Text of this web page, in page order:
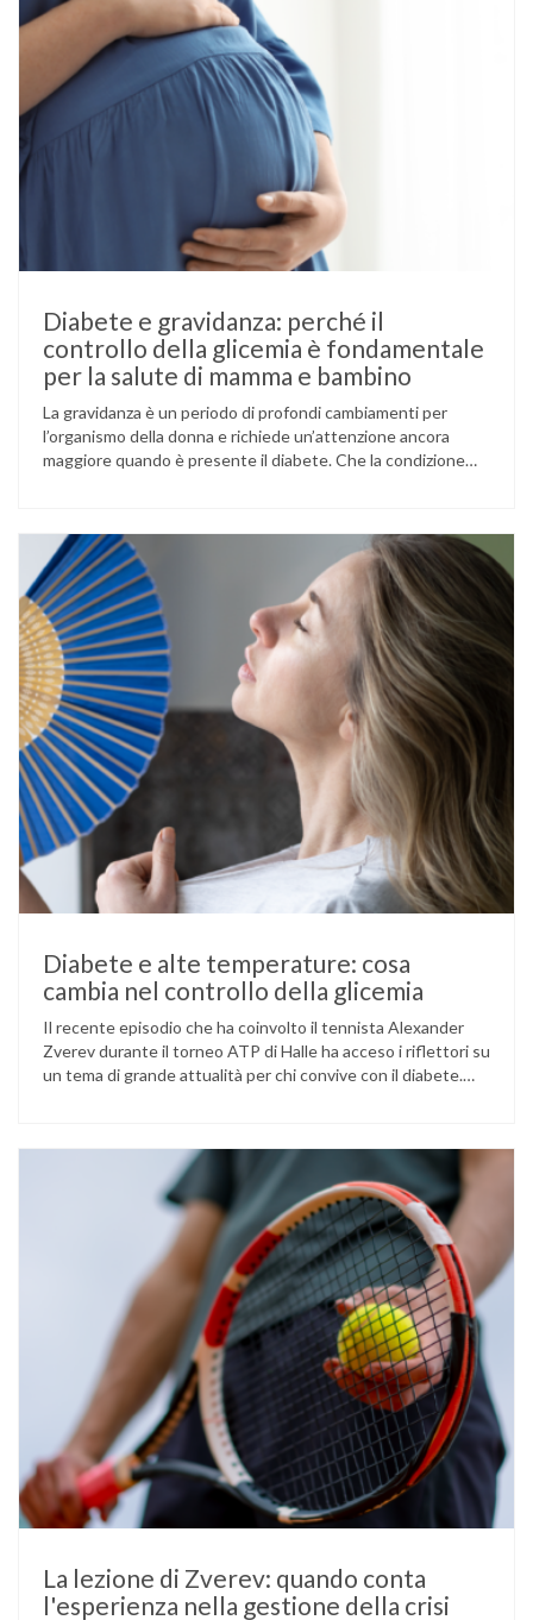
Diabete e gravidanza: perché il
controllo della glicemia è fondamentale
per la salute di mamma e bambino
La gravidanza è un periodo di profondi cambiamenti per
l’organismo della donna e richiede un’attenzione ancora
maggiore quando è presente il diabete. Che la condizione
volta durante la gestazione (diabete gestazionale),
mantenere …
Diabete e alte temperature: cosa
cambia nel controllo della glicemia
Il recente episodio che ha coinvolto il tennista Alexander
Zverev durante il torneo ATP di Halle ha acceso i riflettori su
un tema di grande attualità per chi convive con il diabete.
glucosio lo aveva portato …
La lezione di Zverev: quando conta
l'esperienza nella gestione della crisi